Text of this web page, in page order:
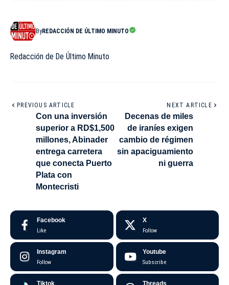
ByREDACCIÓN DE ÚLTIMO MINUTO
Redacción de De Último Minuto
PREVIOUS ARTICLE
Con una inversión
superior a RD$1,500
millones, Abinader
entrega carretera
que conecta Puerto
Plata con
Montecristi
NEXT ARTICLE
Decenas de miles
de iraníes exigen
cambio de régimen
sin apaciguamiento
ni guerra
Facebook
Like
X
Follow
Instagram
Follow
Youtube
Subscribe
Tiktok Threads